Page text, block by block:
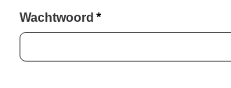
Wachtwoord *